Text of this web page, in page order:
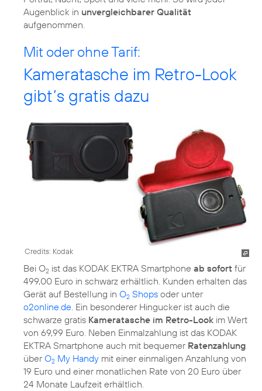
Augenblick in unvergleichbarer Qualität
aufgenommen.
Mit oder ohne Tarif:
Kameratasche im Retro-Look
gibt’s gratis dazu
Credits: Kodak
Bei O2 ist das KODAK EKTRA Smartphone ab sofort für
499,00 Euro in schwarz erhältlich. Kunden erhalten das
Gerät auf Bestellung in O2 Shops oder unter
o2online.de. Ein besonderer Hingucker ist auch die
schwarze gratis Kameratasche im Retro-Look im Wert
von 69,99 Euro. Neben Einmalzahlung ist das KODAK
EKTRA Smartphone auch mit bequemer Ratenzahlung
überO2 My Handy mit einer einmaligen Anzahlung von
19 Euro und einer monatlichen Rate von 20 Euro über
24 Monate Laufzeit erhältlich.